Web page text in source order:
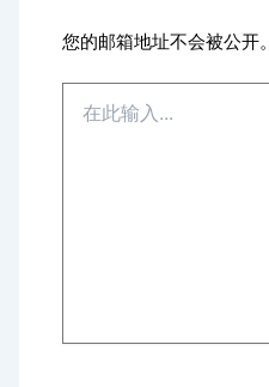
您的邮箱地址不会被公开。